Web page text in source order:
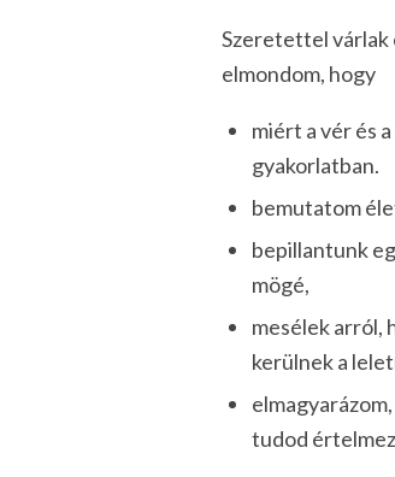
Szeretettel várlak
elmondom, hogy
miért a vér és
gyakorlatban.
bemutatom
bepillantunk
mögé,
mesélek arról,
kerülnek a
tudod